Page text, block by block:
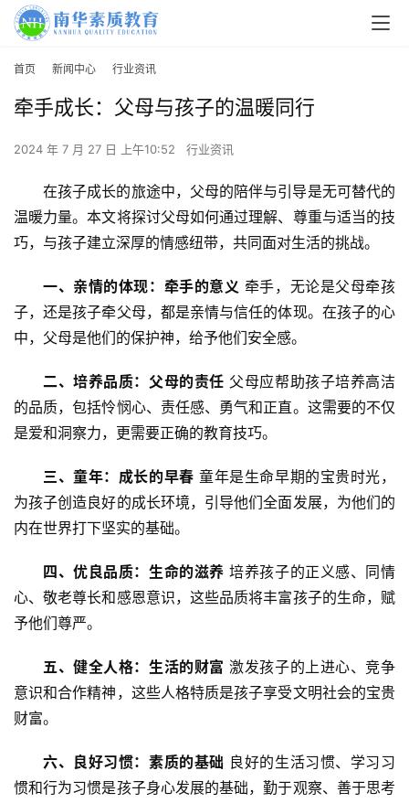
首页 新闻中心 行业资讯
牵手成长：父母与孩子的温暖同行
2024 年 7 月 27 日 上午10:52 行业资讯
在孩子成长的旅途中，父母的陪伴与引导是无可替代的
温暖力量。本文将探讨父母如何通过理解、尊重与适当的技
巧，与孩子建立深厚的情感纽带，共同面对生活的挑战。
一、亲情的体现：牵手的意义 牵手，无论是父母牵孩
子，还是孩子牵父母，都是亲情与信任的体现。在孩子的心
中，父母是他们的保护神，给予他们安全感。
二、培养品质：父母的责任 父母应帮助孩子培养高洁
的品质，包括怜悯心、责任感、勇气和正直。这需要的不仅
是爱和洞察力，更需要正确的教育技巧。
三、童年：成长的早春 童年是生命早期的宝贵时光，
为孩子创造良好的成长环境，引导他们全面发展，为他们的
内在世界打下坚实的基础。
四、优良品质：生命的滋养 培养孩子的正义感、同情
心、敬老尊长和感恩意识，这些品质将丰富孩子的生命，赋
予他们尊严。
五、健全人格：生活的财富 激发孩子的上进心、竞争
意识和合作精神，这些人格特质是孩子享受文明社会的宝贵
财富。
六、良好习惯：素质的基础 良好的生活习惯、学习习
惯和行为习惯是孩子身心发展的基础，勤于观察、善于思考